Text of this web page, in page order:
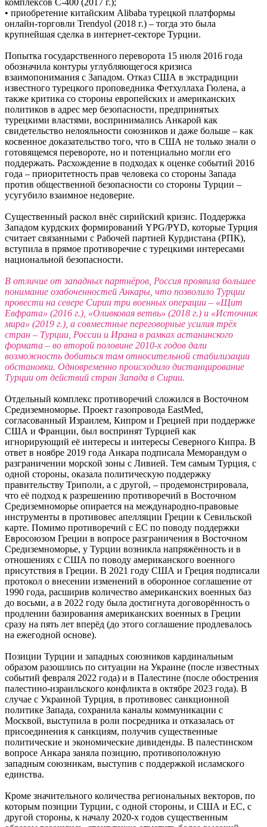
• приобретение китайским Alibaba турецкой платформы
онлайн-торговли Trendyol (2018 г.) – тогда это была
крупнейшая сделка в интернет-секторе Турции.
Попытка государственного переворота 15 июля 2016 года
обозначила контуры углубляющегося кризиса
взаимопонимания с Западом. Отказ США в экстрадиции
известного турецкого проповедника Фетхуллаха Гюлена, а
также критика со стороны европейских и американских
политиков в адрес мер безопасности, предпринятых
турецкими властями, воспринимались Анкарой как
свидетельство нелояльности союзников и даже больше – как
косвенное доказательство того, что в США не только знали о
готовящемся перевороте, но и потенциально могли его
поддержать. Расхождение в подходах к оценке событий 2016
года – приоритетность прав человека со стороны Запада
против общественной безопасности со стороны Турции –
усугубило взаимное недоверие.
Существенный раскол внёс сирийский кризис. Поддержка
Западом курдских формирований YPG/PYD, которые Турция
считает связанными с Рабочей партией Курдистана (РПК),
вступила в прямое противоречие с турецкими интересами
национальной безопасности.
В отличие от западных партнёров, Россия проявила большее
понимание озабоченностей Анкары, что позволило Турции
провести на севере Сирии три военных операции – «Щит
Евфрата» (2016 г.), «Оливковая ветвь» (2018 г.) и «Источник
мира» (2019 г.), а совместные переговорные усилия трёх
стран – Турции, России и Ирана в рамках астанинского
формата – во второй половине 2010-х годов дали
возможность добиться там относительной стабилизации
обстановки. Одновременно происходило дистанцирование
Турции от действий стран Запада в Сирии.
Отдельный комплекс противоречий сложился в Восточном
Средиземноморье. Проект газопровода EastMed,
согласованный Израилем, Кипром и Грецией при поддержке
США и Франции, был воспринят Турцией как
игнорирующий её интересы и интересы Северного Кипра. В
ответ в ноябре 2019 года Анкара подписала Меморандум о
разграничении морской зоны с Ливией. Тем самым Турция, с
одной стороны, оказала политическую поддержку
правительству Триполи, а с другой, – продемонстрировала,
что её подход к разрешению противоречий в Восточном
Средиземноморье опирается на международно-правовые
инструменты в противовес апелляции Греции к Севильской
карте. Помимо противоречий с ЕС по поводу поддержки
Евросоюзом Греции в вопросе разграничения в Восточном
Средиземноморье, у Турции возникла напряжённость и в
отношениях с США по поводу американского военного
присутствия в Греции. В 2021 году США и Греция подписали
протокол о внесении изменений в оборонное соглашение от
1990 года, расширив количество американских военных баз
до восьми, а в 2022 году была достигнута договорённость о
продлении базирования американских военных в Греции
сразу на пять лет вперёд (до этого соглашение продлевалось
на ежегодной основе).
Позиции Турции и западных союзников кардинальным
образом разошлись по ситуации на Украине (после известных
событий февраля 2022 года) и в Палестине (после обострения
палестино-израильского конфликта в октябре 2023 года). В
случае с Украиной Турция, в противовес санкционной
политике Запада, сохранила каналы коммуникации с
Москвой, выступила в роли посредника и отказалась от
присоединения к санкциям, получив существенные
политические и экономические дивиденды. В палестинском
вопросе Анкара заняла позицию, противоположную
западным союзникам, выступив с поддержкой исламского
единства.
Кроме значительного количества региональных векторов, по
которым позиции Турции, с одной стороны, и США и ЕС, с
другой стороны, к началу 2020-х годов существенным